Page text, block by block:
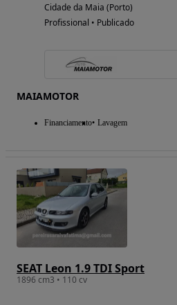
Cidade da Maia (Porto)
Profissional • Publicado
MAIAMOTOR
Financiamento Lavagem
SEAT Leon 1.9 TDI Sport
1896 cm3 • 110 cv